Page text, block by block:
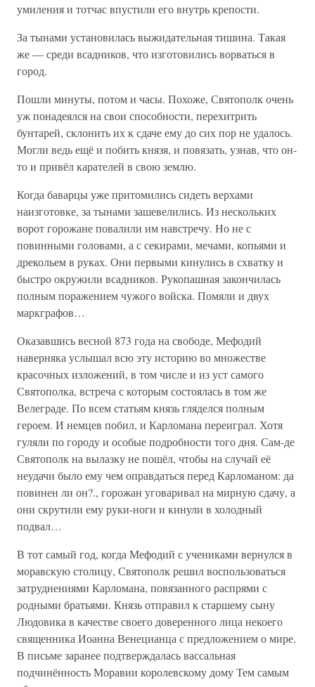
умиления и тотчас впустили его внутрь крепости.
За тынами установилась выжидательная тишина. Такая
же — среди всадников, что изготовились ворваться в
город.
Пошли минуты, потом и часы. Похоже, Святополк очень
уж понадеялся на свои способности, перехитрить
бунтарей, склонить их к сдаче ему до сих пор не удалось.
Могли ведь ещё и побить князя, и повязать, узнав, что он-
то и привёл карателей в свою землю.
Когда баварцы уже притомились сидеть верхами
наизготовке, за тынами зашевелились. Из нескольких
ворот горожане повалили им навстречу. Но не с
повинными головами, а с секирами, мечами, копьями и
дрекольем в руках. Они первыми кинулись в схватку и
быстро окружили всадников. Рукопашная закончилась
полным поражением чужого войска. Помяли и двух
маркграфов…
Оказавшись весной 873 года на свободе, Мефодий
наверняка услышал всю эту историю во множестве
красочных изложений, в том числе и из уст самого
Святополка, встреча с которым состоялась в том же
Велеграде. По всем статьям князь гляделся полным
героем. И немцев побил, и Карломана переиграл. Хотя
гуляли по городу и особые подробности того дня. Сам-де
Святополк на вылазку не пошёл, чтобы на случай её
неудачи было ему чем оправдаться перед Карломаном: да
повинен ли он?., горожан уговаривал на мирную сдачу, а
они скрутили ему руки-ноги и кинули в холодный
подвал…
В тот самый год, когда Мефодий с учениками вернулся в
моравскую столицу, Святополк решил воспользоваться
затруднениями Карломана, повязанного распрями с
родными братьями. Князь отправил к старшему сыну
Людовика в качестве своего доверенного лица некоего
священника Иоанна Венецианца с предложением о мире.
В письме заранее подтверждалась вассальная
подчинённость Моравии королевскому дому Тем самым